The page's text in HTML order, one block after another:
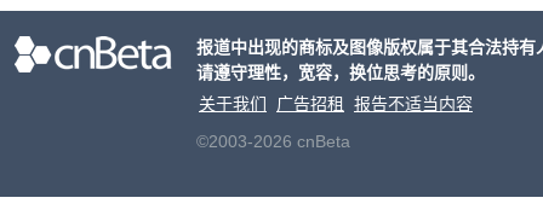
片的
报道中出现的商标及图像版权属于其合法持
请遵守理性，宽容，换位思考的原则。
关于我们
广告招租
报告不适当内容
©2003-2026 cnBeta